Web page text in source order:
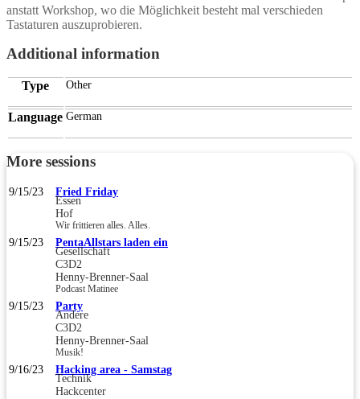
anstatt Workshop, wo die Möglichkeit besteht mal verschieden
Tastaturen auszuprobieren.
Additional information
Type Other
Language German
More sessions
9/15/23 Fried Friday
Essen
Hof
Wir frittieren alles. Alles.
9/15/23 PentaAllstars laden ein
Gesellschaft
C3D2
Henny-Brenner-Saal
Podcast Matinee
9/15/23 Party
Andere
C3D2
Henny-Brenner-Saal
Musik!
9/16/23 Hacking area - Samstag
Technik
Hackcenter